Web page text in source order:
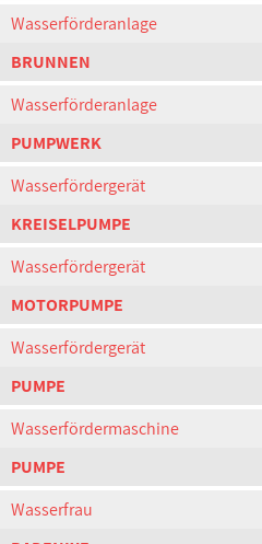
Wasserförderanlage
BRUNNEN
Wasserförderanlage
PUMPWERK
Wasserfördergerät
KREISELPUMPE
Wasserfördergerät
MOTORPUMPE
Wasserfördergerät
PUMPE
Wasserfördermaschine
PUMPE
Wasserfrau